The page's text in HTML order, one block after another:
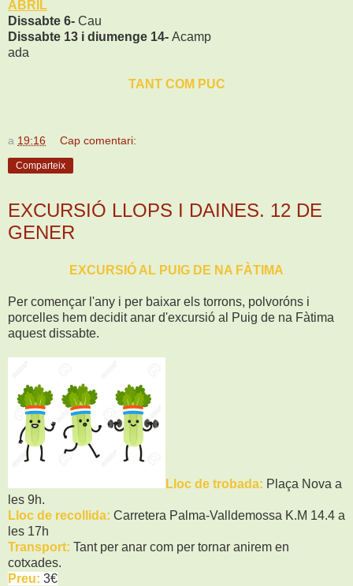
ABRIL
Dissabte 6- Cau
Dissabte 13 i diumenge 14- Acamp
ada
TANT COM PUC
a 19:16 Cap comentari:
Comparteix
EXCURSIÓ LLOPS I DAINES. 12 DE
GENER
EXCURSIÓ AL PUIG DE NA FÀTIMA
Per començar l'any i per baixar els torrons, polvoróns i
porcelles hem decidit anar d'excursió al Puig de na Fàtima
aquest dissabte.
Lloc de trobada: Plaça Nova a
les 9h.
Lloc de recollida: Carretera Palma-Valldemossa K.M 14.4 a
les 17h
Transport: Tant per anar com per tornar anirem en
cotxades.
Preu: 3€